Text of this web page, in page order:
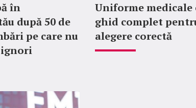
în
după 50 de
pe care nu
ignori
Uniforme
ghid complet
alegere corectă